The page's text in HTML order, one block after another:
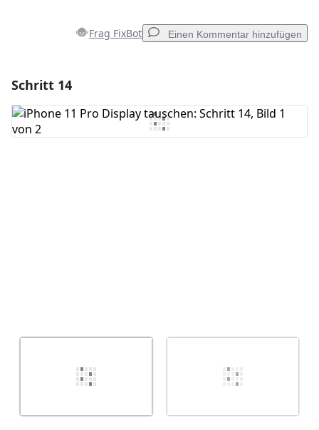
Frag FixBot Einen Kommentar hinzufügen
Kommentar hinzufügen
Schritt 14